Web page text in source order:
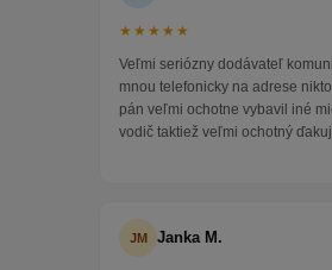
★★★★★
Veľmi seriózny dodávateľ
mnou telefonicky na adrese
pán veľmi ochotne vybavil iné
vodič taktiež veľmi ochotný
JM Janka M.